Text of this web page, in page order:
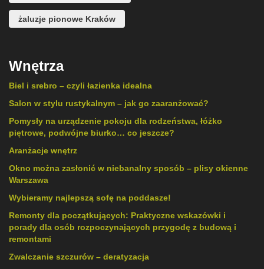
żaluzje pionowe Kraków
Wnętrza
Biel i srebro – czyli łazienka idealna
Salon w stylu rustykalnym – jak go zaaranżować?
Pomysły na urządzenie pokoju dla rodzeństwa, łóżko
piętrowe, podwójne biurko… co jeszcze?
Aranżacje wnętrz
Okno można zasłonić w niebanalny sposób – plisy okienne
Warszawa
Wybieramy najlepszą sofę na poddasze!
Remonty dla początkujących: Praktyczne wskazówki i
porady dla osób rozpoczynających przygodę z budową i
remontami
Zwalczanie szczurów – deratyzacja